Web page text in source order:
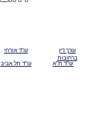
עו"ד תל אביב
עו"ד אזרחי
עו"ד ת"א
עורך דין
ברחובות